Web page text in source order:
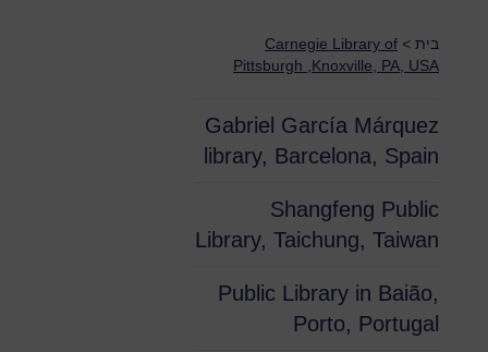
בית >
Carnegie Library of
Pittsburgh ,Knoxville, PA, USA
Gabriel García Márquez
library, Barcelona, Spain
Shangfeng Public
Library, Taichung, Taiwan
Public Library in Baião,
Porto, Portugal